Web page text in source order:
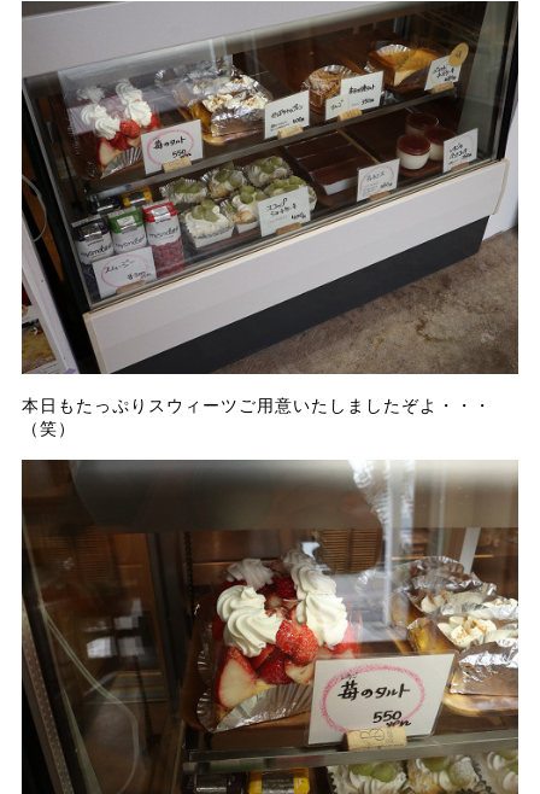
本日もたっぷりスウィーツご用意いたしましたぞよ・・・
（笑）